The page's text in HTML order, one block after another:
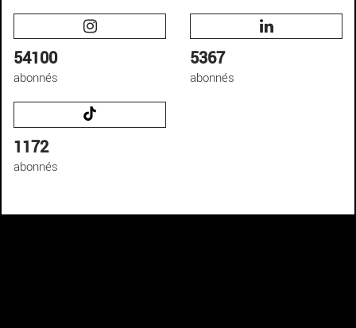
54100
abonnés
5367
abonnés
1172
abonnés